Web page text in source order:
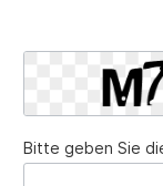
Bitte geben Sie